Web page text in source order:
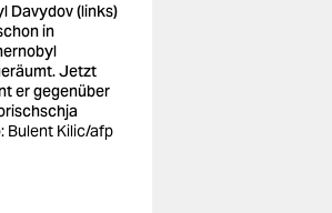
Davydov (links)
in
Jetzt
er gegenüber
Bulent Kilic/afp